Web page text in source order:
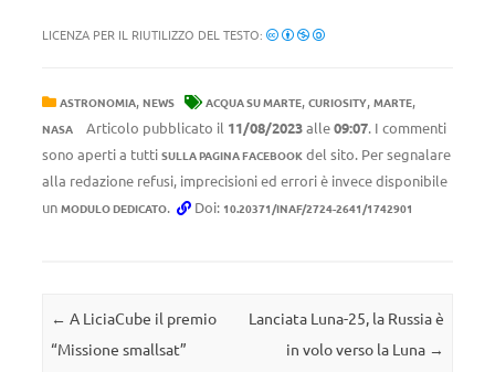
LICENZA PER IL RIUTILIZZO DEL TESTO:
ASTRONOMIA, NEWS ACQUA SU MARTE, CURIOSITY, MARTE,
NASA Articolo pubblicato il 11/08/2023alle09:07. I commenti
sono aperti a tutti SULLA PAGINA FACEBOOK del sito. Per segnalare
alla redazione refusi, imprecisioni ed errori è invece disponibile
un MODULO DEDICATO. Doi: 10.20371/INAF/2724-2641/1742901
Navigazione articolo
← A LiciaCube il premio
“Missione smallsat”
Lanciata Luna-25, la Russia è
in volo verso la Luna →